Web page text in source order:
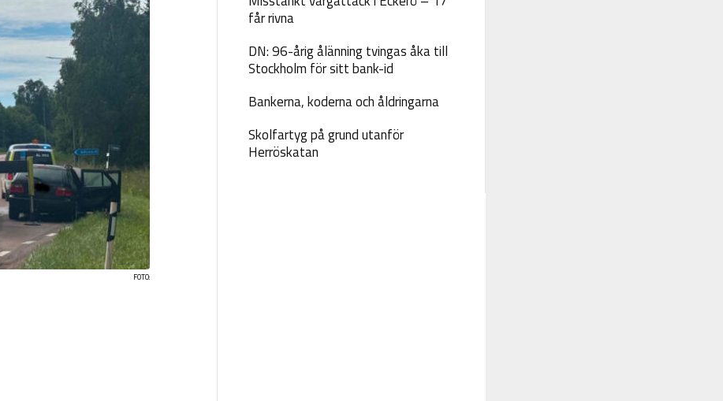
FOTO:
får rivna
DN: 96-årig ålänning tvingas åka till
Stockholm för sitt bank-id
Bankerna, koderna och åldringarna
Skolfartyg på grund utanför
Herröskatan